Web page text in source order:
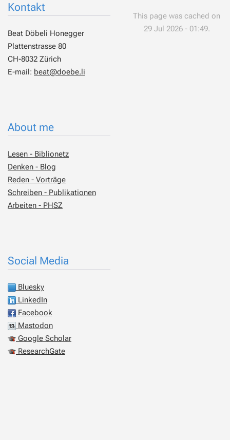
Kontakt
Beat Döbeli Honegger
Plattenstrasse 80
CH-8032 Zürich
E-mail: beat@doebe.li
About me
Lesen - Biblionetz
Denken - Blog
Reden - Vorträge
Schreiben - Publikationen
Arbeiten - PHSZ
Social Media
Bluesky
LinkedIn
Facebook
Mastodon
Google Scholar
ResearchGate
This page was cached on
29 Jul 2026 - 01:49.